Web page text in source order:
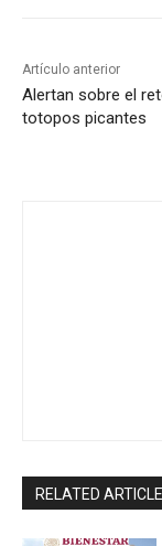
Artículo anterior
Alertan sobre el
totopos picantes
RELATED